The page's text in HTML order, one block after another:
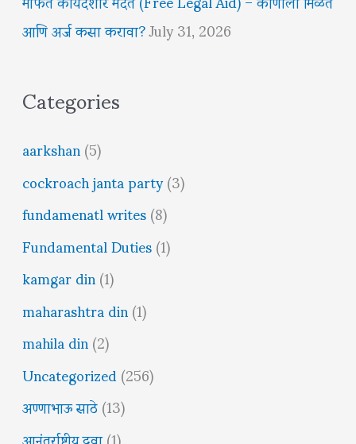
आणि अर्ज कसा करावा?July 31, 2026
Categories
aarkshan(5)
cockroach janta party(3)
fundamenatl writes(8)
Fundamental Duties(1)
kamgar din(1)
maharashtra din(1)
mahila din(2)
Uncategorized(256)
अण्णाभाऊ साठे(13)